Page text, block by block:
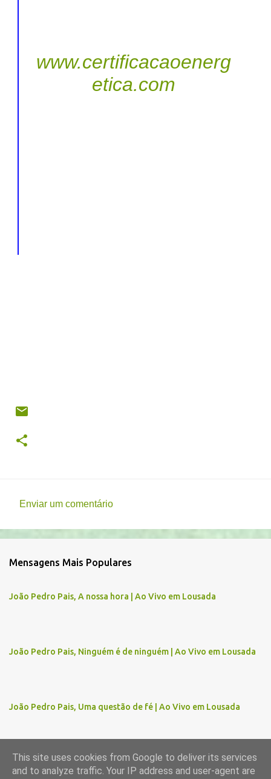
www.certificacaoenerg
etica.com
e
t
i
Enviar um comentário
Mensagens Mais Populares
João Pedro Pais, A nossa hora | Ao Vivo em Lousada
João Pedro Pais, Ninguém é de ninguém | Ao Vivo em Lousada
João Pedro Pais, Uma questão de fé | Ao Vivo em Lousada
This site uses cookies from Google to deliver its services
and to analyze traffic. Your IP address and user-agent are